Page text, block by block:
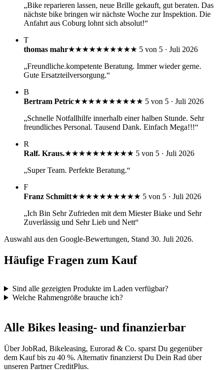
„Bike reparieren lassen, neue Brille gekauft, gut beraten. Das
nächste bike bringen wir nächste Woche zur Inspektion. Die
Anfahrt aus Coburg lohnt sich absolut!“
T
thomas mahr★★★★★★★★★★ 5 von 5 · Juli 2026
„Freundliche.kompetente Beratung. Immer wieder gerne.
Gute Ersatzteilversorgung.“
B
Bertram Petric★★★★★★★★★★ 5 von 5 · Juli 2026
„Schnelle Notfallhilfe innerhalb einer halben Stunde. Sehr
freundliches Personal. Tausend Dank. Einfach Mega!!!“
R
Ralf. Kraus.★★★★★★★★★★ 5 von 5 · Juli 2026
„Super Team. Perfekte Beratung.“
F
Franz Schmitt★★★★★★★★★★ 5 von 5 · Juli 2026
„Ich Bin Sehr Zufrieden mit dem Miester Biake und Sehr
Zuverlässig und Sehr Lieb und Nett“
Auswahl aus den Google-Bewertungen, Stand 30. Juli 2026.
Häufige Fragen zum Kauf
Sind alle gezeigten Produkte im Laden verfügbar?
Welche Rahmengröße brauche ich?
Alle Bikes leasing- und finanzierbar
Über JobRad, Bikeleasing, Eurorad & Co. sparst Du gegenüber
dem Kauf bis zu 40 %. Alternativ finanzierst Du Dein Rad über
unseren Partner CreditPlus.